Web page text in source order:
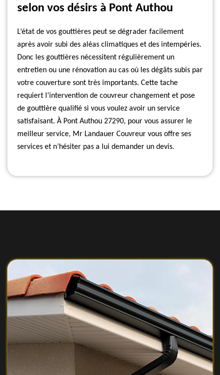
selon vos désirs à Pont Authou
L’état de vos gouttières peut se dégrader facilement
après avoir subi des aléas climatiques et des intempéries.
Donc les gouttières nécessitent régulièrement un
entretien ou une rénovation au cas où les dégâts subis par
votre couverture sont très importants. Cette tache
requiert l’intervention de couvreur changement et pose
de gouttière qualifié si vous voulez avoir un service
satisfaisant. À Pont Authou 27290, pour vous assurer le
meilleur service, Mr Landauer Couvreur vous offre ses
services et n’hésiter pas a lui demander un devis.